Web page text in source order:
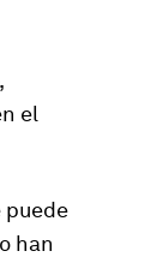
el
puede
han